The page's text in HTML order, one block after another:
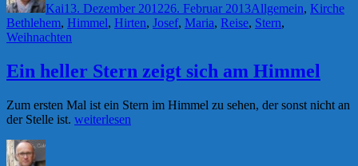
Kai13. Dezember 201226. Februar 2013Allgemein, Kirche
Bethlehem, Himmel, Hirten, Josef, Maria, Reise, Stern,
Weihnachten
Ein heller Stern zeigt sich am Himmel
Zum ersten Mal ist ein Stern im Himmel zu sehen, der sonst nicht an
der Stelle ist. „Ein
weiterlesen
Autor